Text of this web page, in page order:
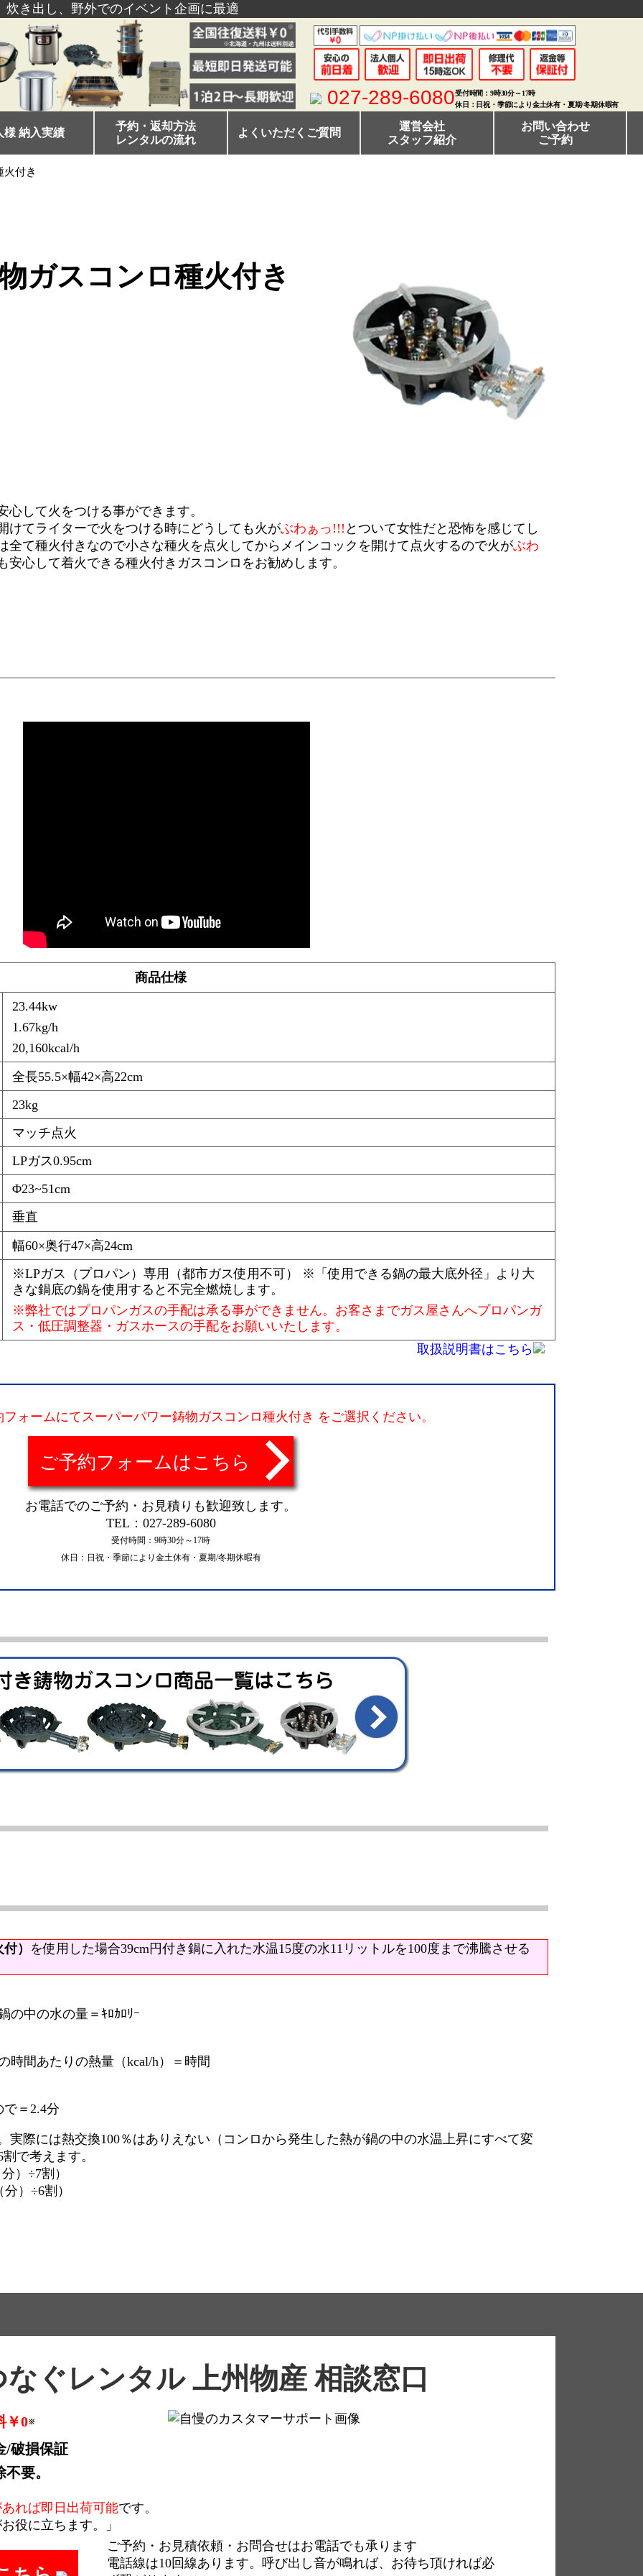
き出し、野外でのイベント企画に最適
027-289-6080受付時間：9時30分～17時
休日：日祝・季節により金土休有・夏期/冬期休暇有
様 納入実績
予約・返却方法
レンタルの流れ
よくいただくご質問
運営会社
スタッフ紹介
お問い合わせ
ご予約
付き
ガスコンロ種火付き
して火をつける事ができます。
けてライターで火をつける時にどうしても火がぶわぁっ!!! とついて女性だと恐怖を感じてし
全て種火付きなので小さな種火を点火してからメインコックを開けて点火するので火がぶわ
心して着火できる種火付きガスコンロをお勧めします。
商品仕様
23.44kw
1.67kg/h
20,160kcal/h
全長55.5×幅42×高22cm
23kg
マッチ点火
LPガス0.95cm
Φ23~51cm
垂直
幅60×奥行47×高24cm
※LPガス（プロパン）専用（都市ガス使用不可） ※「使用できる鍋の最大底外径」より大
きな鍋底の鍋を使用すると不完全燃焼します。
※弊社ではプロパンガスの手配は承る事ができません。お客さまでガス屋さんへプロパンガ
ス・低圧調整器・ガスホースの手配をお願いいたします。
取扱説明書はこちら
ォームにてスーパーパワー鋳物ガスコンロ種火付き をご選択ください。
ご予約フォームはこちら
お電話でのご予約・お見積りも歓迎致します。
TEL：027-289-6080
受付時間：9時30分～17時
休日：日祝・季節により金土休有・夏期/冬期休暇有
） を使用した場合39cm円付き鍋に入れた水温15度の水11リットルを100度まで沸騰させる
の中の水の量＝ｷﾛｶﾛﾘｰ
時間あたりの熱量（kcal/h）＝時間
＝2.4分
実際には熱交換100％はありえない（コンロから発生した熱が鍋の中の水温上昇にすべて変
で考えます。
÷7割）
）÷6割）
ぐレンタル 上州物産 相談窓口
￥0※
/破損保証
要。
れば即日出荷可能です。
役に立ちます。」
ご予約・お見積依頼・お問合せはお電話でも承ります
電話線は10回線あります。呼び出し音が鳴れば、お待ち頂ければ必